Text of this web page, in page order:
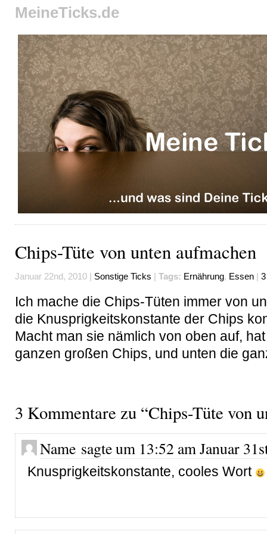
MeineTicks.de
Chips-Tüte von unten aufmachen
Januar 22nd, 2010 | Sonstige Ticks | Tags: Ernährung, Essen |
Ich mache die Chips-Tüten immer von
die Knusprigkeitskonstante der Chips
Macht man sie nämlich von oben auf,
ganzen großen Chips, und unten die
3 Kommentare zu “Chips-Tüte von
Name sagte um 13:52 am Januar
Knusprigkeitskonstante, cooles Wort